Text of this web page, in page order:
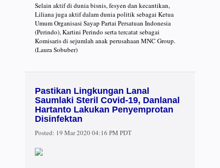
Selain aktif di dunia bisnis, fesyen dan kecantikan,
Liliana juga aktif dalam dunia politik sebagai Ketua
Umum Organisasi Sayap Partai Persatuan Indonesia
(Perindo), Kartini Perindo serta tercatat sebagai
Komisaris di sejumlah anak perusahaan MNC Group.
(Laura Sobuber)
Pastikan Lingkungan Lanal
Saumlaki Steril Covid-19, Danlanal
Hartanto Lakukan Penyemprotan
Disinfektan
Posted: 19 Mar 2020 04:16 PM PDT